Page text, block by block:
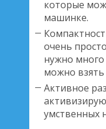
которые
машинке.
очень
нужно
можно взять
Активное
умственных